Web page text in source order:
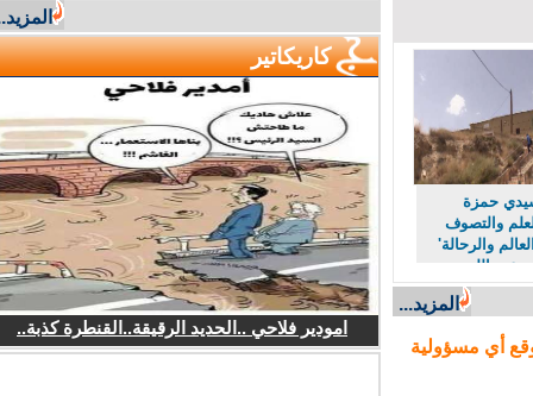
حمزة
والتصوف
والرحالة'
الله
المزيد...
أي مسؤولية
المزيد...
كاريكاتير
امودير فلاحي ..الحديد الرقيقة..القنطرة كذبة..